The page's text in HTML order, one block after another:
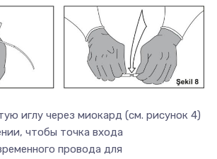
иглу через миокард (см. рисунок 4)
чтобы точка входа
провода для